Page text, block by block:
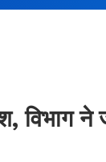
विभाग ने